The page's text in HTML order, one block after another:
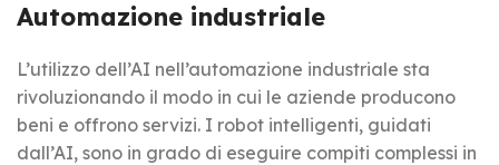
Automazione industriale
L’utilizzo dell’AI nell’automazione industriale sta
rivoluzionando il modo in cui le aziende producono
beni e offrono servizi. I robot intelligenti, guidati
dall’AI, sono in grado di eseguire compiti complessi in